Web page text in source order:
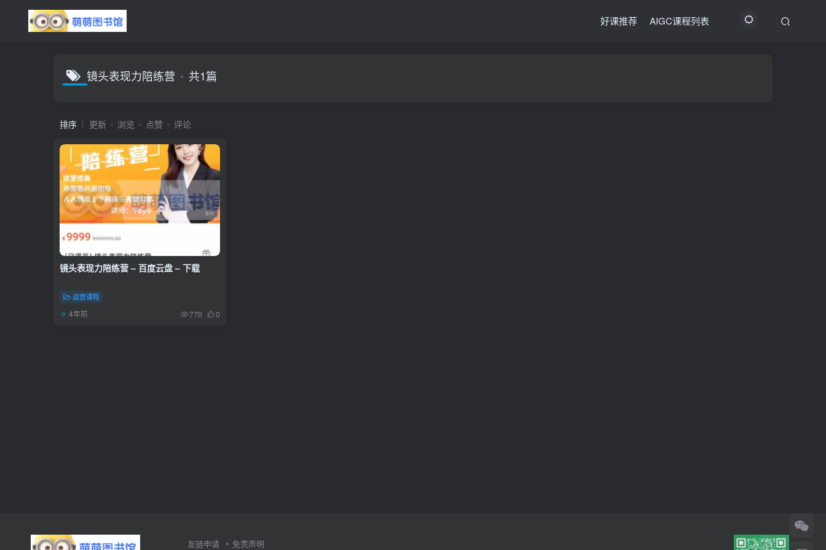
好课推荐 AIGC课程列表
镜头表现力陪练营 共1篇
排序 更新 浏览 点赞 评论
镜头表现力陪练营 – 百度云盘 – 下载
运营课程
4年前 770 0
友链申请 免责声明